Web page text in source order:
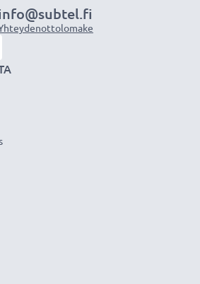
kattava testaus- jokainen
testataan
ylijännitteeltä
x 17.10mm
on turvallinen ja edullinen